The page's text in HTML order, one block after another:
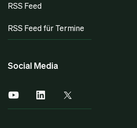
RSS Feed
RSS Feed für Termine
Social Media